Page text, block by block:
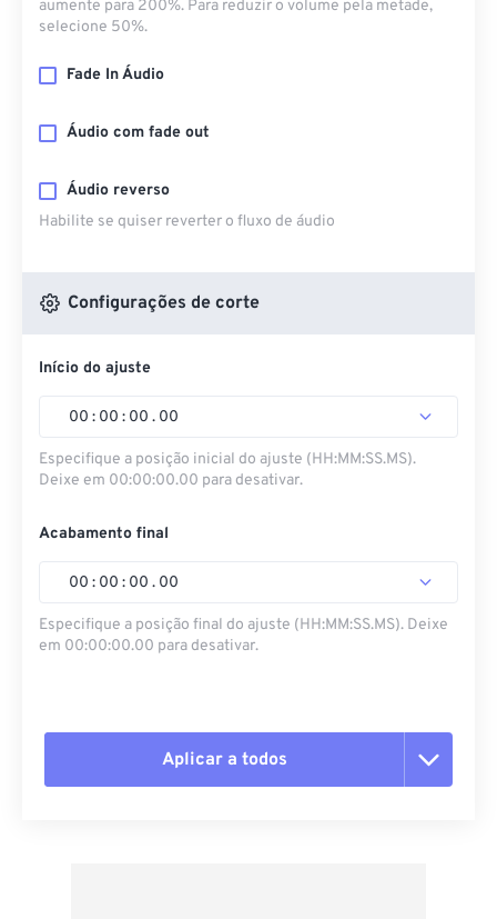
aumente para 200%. Para reduzir o volume pela metade,
selecione 50%.
Fade In Áudio
Áudio com fade out
Áudio reverso
Habilite se quiser reverter o fluxo de áudio
Configurações de corte
Início do ajuste
00 : 00 : 00 . 00
Especifique a posição inicial do ajuste (HH:MM:SS.MS).
Deixe em 00:00:00.00 para desativar.
Acabamento final
00 : 00 : 00 . 00
Especifique a posição final do ajuste (HH:MM:SS.MS). Deixe
em 00:00:00.00 para desativar.
Aplicar a todos